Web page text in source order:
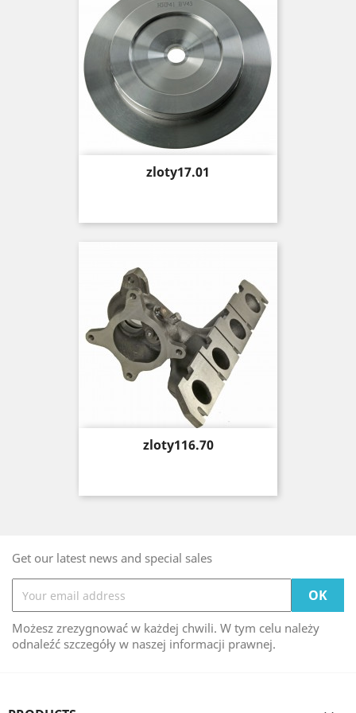
Price
zloty17.01
Price
zloty116.70
Get our latest news and special sales
Możesz zrezygnować w każdej chwili. W tym celu należy
odnaleźć szczegóły w naszej informacji prawnej.